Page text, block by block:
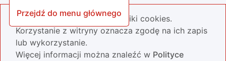
Przejdź do menu głównego
Nasza strona wykorzystuje pliki cookies.
Korzystanie z witryny oznacza zgodę na ich zapis
lub wykorzystanie.
Więcej informacji można znaleźć w Polityce